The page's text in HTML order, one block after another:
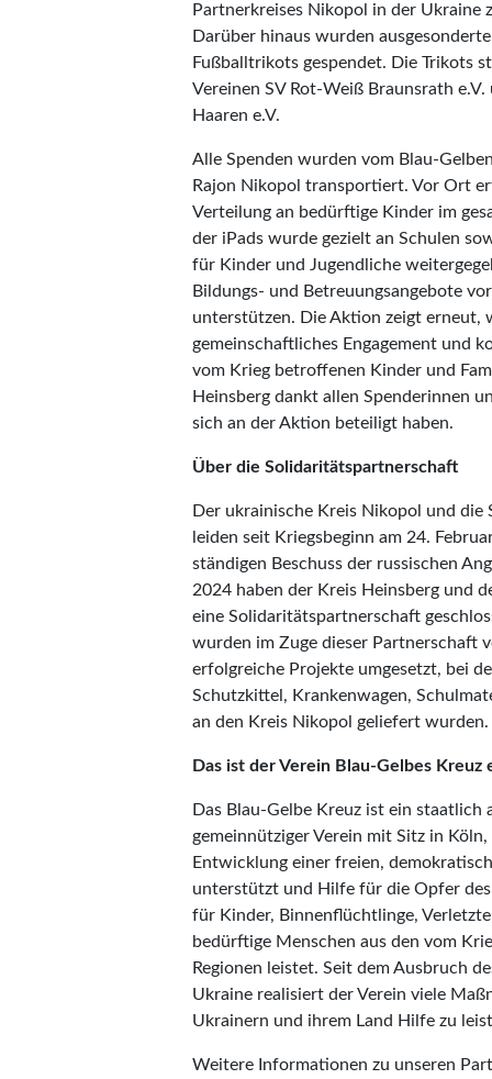
Partnerkreises Nikopol in der Ukraine
Darüber hinaus wurden
Fußballtrikots gespendet. Die Trikots
Vereinen SV Rot-Weiß Braunsrath
Haaren e.V.
Alle Spenden wurden vom Blau-
Rajon Nikopol transportiert. Vor Ort
Verteilung an bedürftige Kinder im
der iPads wurde gezielt an Schulen
für Kinder und Jugendliche
Bildungs- und Betreuungsangebote
unterstützen. Die Aktion zeigt erneut,
gemeinschaftliches Engagement und
vom Krieg betroffenen Kinder und
Heinsberg dankt allen Spenderinnen
sich an der Aktion beteiligt haben.
Über die Solidaritätspartnerschaft
Der ukrainische Kreis Nikopol und die
leiden seit Kriegsbeginn am 24.
ständigen Beschuss der russischen
2024 haben der Kreis Heinsberg und
eine Solidaritätspartnerschaft
wurden im Zuge dieser Partnerschaft
erfolgreiche Projekte umgesetzt, bei
Schutzkittel, Krankenwagen,
an den Kreis Nikopol geliefert wurden.
Das ist der Verein Blau-Gelbes Kreuz
Das Blau-Gelbe Kreuz ist ein staatlich
gemeinnütziger Verein mit Sitz in
Entwicklung einer freien,
unterstützt und Hilfe für die Opfer des
für Kinder, Binnenflüchtlinge,
bedürftige Menschen aus den vom
Regionen leistet. Seit dem Ausbruch
Ukraine realisiert der Verein viele
Ukrainern und ihrem Land Hilfe zu
Weitere Informationen zu unseren